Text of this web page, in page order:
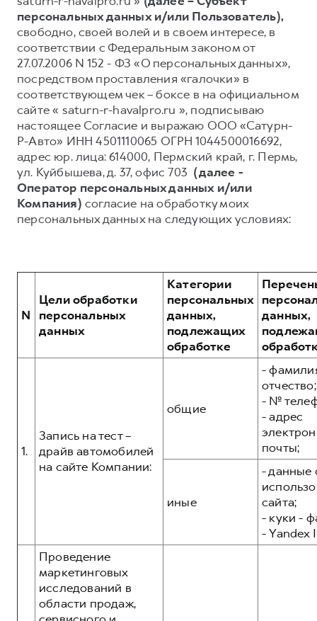
H7
от 3 799 000 ₽
H9
от 4 799 000 ₽
Тест-драйв
Трейд-ин
КРЕДИТ И СТРАХОВАНИЕ
Кредитный калькулятор
Страхование
Кредит
КОРПОРАТИВНЫМ КЛИЕНТАМ
Для малого бизнеса
Крупным корпоративным клиентам
Система управления автопарком
Сервис для корпоративных клиентов
Автомобильные аксессуары
Коллекция PRO
Коллекция Базовая
СЕРВИСНОЕ ОБСЛУЖИВАНИЕ
Нулевое ТО
Программа «Помощь на дороге»
Регламенты технического обслуживания
Электронный ПТС
ПОДДЕРЖКА
GWM Безопасность
Гарантия HAVAL
Мобильное приложение GWM
Руководства по эксплуатации
Подписки
АКСЕССУАРЫ HAVAL
Коллекция Детская
О дилере
Наша команда
Контакты
персональных данных и/или Пользователь),
свободно, своей волей и в своем интересе, в
соответствии с Федеральным законом от
27.07.2006 N 152 - ФЗ «О персональных данных»,
посредством проставления «галочки» в
соответствующем чек – боксе в на официальном
сайте « saturn-r-havalpro.ru », подписываю
настоящее Согласие и выражаю ООО «Сатурн-
Р-Авто» ИНН 4501110065 ОГРН 1044500016692,
адрес юр. лица: 614000, Пермский край, г. Пермь,
ул. Куйбышева, д. 37, офис 703 (далее -
Оператор персональных данных и/или
Компания) согласие на обработку моих
персональных данных на следующих условиях:
N
Цели обработки
персональных
данных
Категории
персональных
данных,
подлежащих
обработке
данных,
1.
Запись на тест –
драйв автомобилей
на сайте Компании:
общие
-
отчество;
- №
- адрес
почты;
иные
- данные
сайта;
- куки -
- Yandex
Проведение
маркетинговых
исследований в
области продаж,